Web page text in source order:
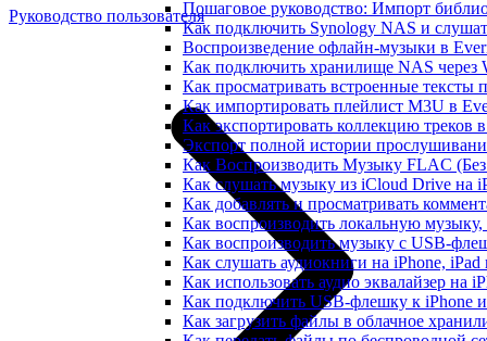
Пошаговое руководство: Импорт
Как подключить Synology NAS и
Воспроизведение офлайн-музыки в
Как подключить хранилище NAS через
Как просматривать встроенные
Как импортировать плейлист M3U в
Как экспортировать коллекцию
Экспорт полной истории
Как Воспроизводить Музыку FLAC
Как слушать музыку из iCloud Drive на
Как добавлять и просматривать
Как воспроизводить локальную
Как воспроизводить музыку с USB-
Как слушать аудиокниги на iPhone,
Как использовать аудио эквалайзер на
Как подключить USB-флешку к iPhone
Как загрузить файлы в облачное
Руководство пользователя